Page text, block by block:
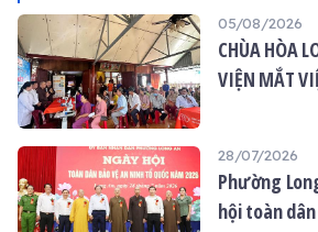
05/08/2026
CHÙA HÒA
VIỆN MẮT
28/07/2026
Phường
hội toàn